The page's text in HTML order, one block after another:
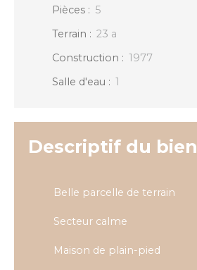
Pièces : 5
Terrain : 23 a
Construction : 1977
Salle d'eau : 1
Descriptif du bien
Belle parcelle de terrain
Secteur calme
Maison de plain-pied